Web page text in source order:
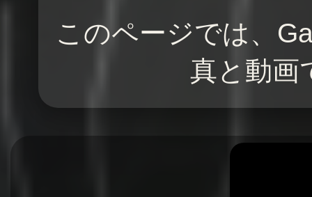
このページでは、
真と動画